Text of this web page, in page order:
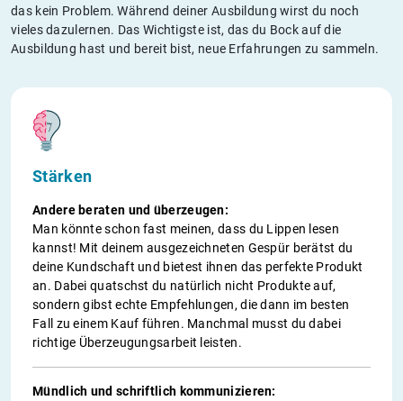
das kein Problem. Während deiner Ausbildung wirst du noch
vieles dazulernen. Das Wichtigste ist, das du Bock auf die
Ausbildung hast und bereit bist, neue Erfahrungen zu sammeln.
Stärken
Andere beraten und überzeugen:
Man könnte schon fast meinen, dass du Lippen lesen
kannst! Mit deinem ausgezeichneten Gespür berätst du
deine Kundschaft und bietest ihnen das perfekte Produkt
an. Dabei quatschst du natürlich nicht Produkte auf,
sondern gibst echte Empfehlungen, die dann im besten
Fall zu einem Kauf führen. Manchmal musst du dabei
richtige Überzeugungsarbeit leisten.
Mündlich und schriftlich kommunizieren: